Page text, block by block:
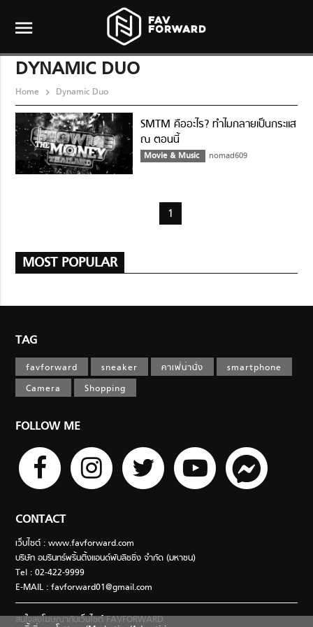
menu
DYNAMIC DUO
Home Dynamic Duo
SMTM คืออะไร? ทำไมกลายเป็นกระแส
ณ ตอนนี้
Movie & Music nomad609
1
MOST POPULAR
TAG
favforward sneaker คาเฟ่น่านั่ง
smartphone
Camera
Shopping
FOLLOW ME
CONTACT
เว็บไซต์ : www.favforward.com
บริษัท อมรินทร์พริ้นติ้งแอนด์พับลิชชิ่ง จำกัด (มหาชน)
Tel : 02-422-9999
E-MAIL :favforward01@gmail.com
สนใจลงโฆษณากับเว็บไซต์ FAVFORWARD